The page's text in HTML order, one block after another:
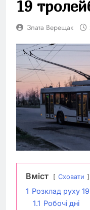
19
Злата Верещак
Вміст Сховати
1 Розклад руху
1.1 Робочі дні